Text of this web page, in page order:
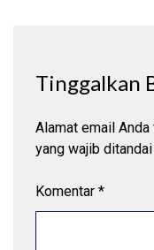
Tinggalkan
Alamat email
yang wajib ditandai
Komentar *